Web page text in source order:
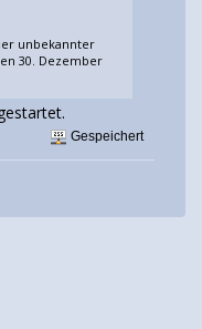
unbekannter
30. Dezember
Gespeichert